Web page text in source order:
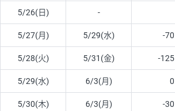
5/26(日) -
5/27(月) 5/29(水) -70
5/28(火) 5/31(金) -125
5/29(水) 6/3(月) 0
5/30(木) 6/3(月) -30